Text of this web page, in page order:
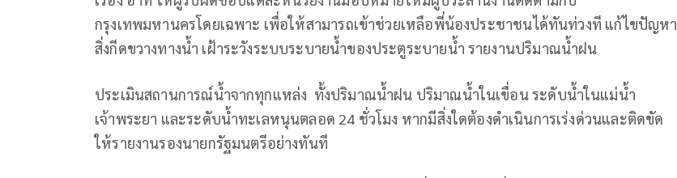
กรุงเทพมหานครโดยเฉพาะ เพื่อให้สามารถเข้าช่วยเหลือพี่น้องประชาชนได้ทันท่วงที แก้ไขปัญหา
สิ่งกีดขวางทางน้ำ เฝ้าระวังระบบระบายน้ำของประตูระบายน้ำ รายงานปริมาณน้ำฝน
ประเมินสถานการณ์น้ำจากทุกแหล่ง ทั้งปริมาณน้ำฝน ปริมาณน้ำในเขื่อน ระดับน้ำในแม่น้ำ
เจ้าพระยา และระดับน้ำทะเลหนุนตลอด 24 ชั่วโมง หากมีสิ่งใดต้องดำเนินการเร่งด่วนและติดขัด
ให้รายงานรองนายกรัฐมนตรีอย่างทันที